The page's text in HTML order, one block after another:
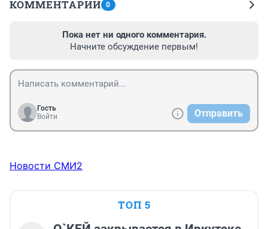
КОММЕНТАРИИ 0
Пока нет ни одного комментария.
Начните обсуждение первым!
Гость
Войти
Отправить
Новости СМИ2
ТОП 5